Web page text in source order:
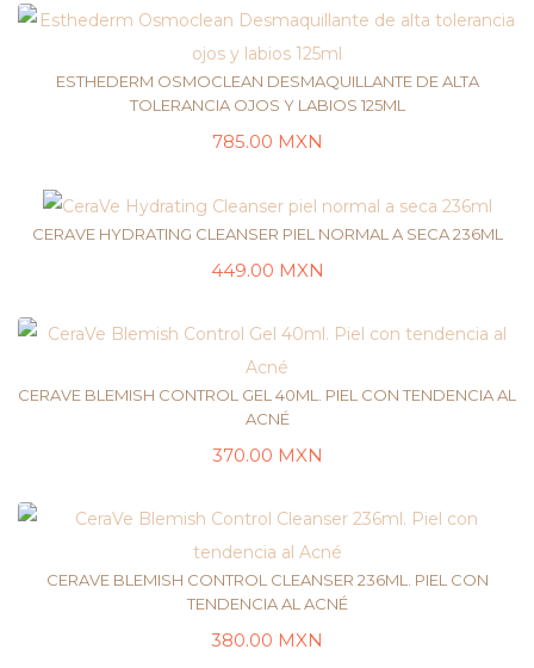
ESTHEDERM OSMOCLEAN DESMAQUILLANTE DE ALTA
TOLERANCIA OJOS Y LABIOS 125ML
785.00 MXN
CERAVE HYDRATING CLEANSER PIEL NORMAL A SECA 236ML
449.00 MXN
CERAVE BLEMISH CONTROL GEL 40ML. PIEL CON TENDENCIA AL
ACNÉ
370.00 MXN
CERAVE BLEMISH CONTROL CLEANSER 236ML. PIEL CON
TENDENCIA AL ACNÉ
380.00 MXN